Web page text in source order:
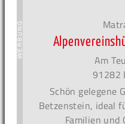
Am
91282
Schön gelegene
Betzenstein, ideal
Familien und